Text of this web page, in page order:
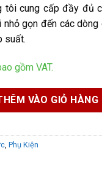
tôi cung cấp đầy đủ
nhỏ gọn đến các
suất.
gồm VAT.
VÀO GIỎ HÀNG
Phụ Kiện